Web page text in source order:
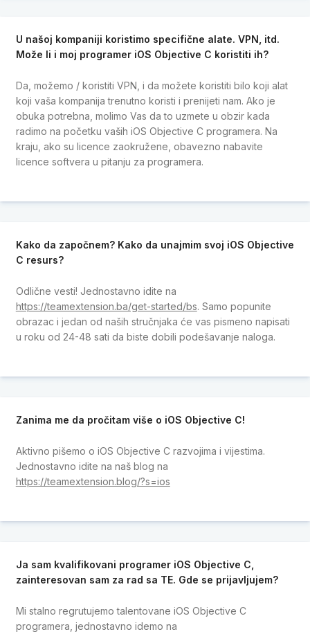
U našoj kompaniji koristimo specifične alate. VPN, itd.
Može li i moj programer iOS Objective C koristiti ih?
Da, možemo / koristiti VPN, i da možete koristiti bilo koji alat
koji vaša kompanija trenutno koristi i prenijeti nam. Ako je
obuka potrebna, molimo Vas da to uzmete u obzir kada
radimo na početku vaših iOS Objective C programera. Na
kraju, ako su licence zaokružene, obavezno nabavite
licence softvera u pitanju za programera.
Kako da započnem? Kako da unajmim svoj iOS Objective
C resurs?
Odlične vesti! Jednostavno idite na
https://teamextension.ba/get-started/bs. Samo popunite
obrazac i jedan od naših stručnjaka će vas pismeno napisati
u roku od 24-48 sati da biste dobili podešavanje naloga.
Zanima me da pročitam više o iOS Objective C!
Aktivno pišemo o iOS Objective C razvojima i vijestima.
Jednostavno idite na naš blog na
https://teamextension.blog/?s=ios
Ja sam kvalifikovani programer iOS Objective C,
zainteresovan sam za rad sa TE. Gde se prijavljujem?
Mi stalno regrutujemo talentovane iOS Objective C
programera, jednostavno idemo na